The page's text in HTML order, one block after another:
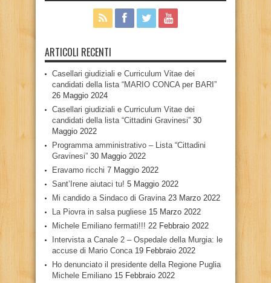
ARTICOLI RECENTI
Casellari giudiziali e Curriculum Vitae dei
candidati della lista “MARIO CONCA per BARI”
26 Maggio 2024
Casellari giudiziali e Curriculum Vitae dei
candidati della lista “Cittadini Gravinesi” 30
Maggio 2022
Programma amministrativo – Lista “Cittadini
Gravinesi” 30 Maggio 2022
Eravamo ricchi 7 Maggio 2022
Sant’Irene aiutaci tu! 5 Maggio 2022
Mi candido a Sindaco di Gravina 23 Marzo 2022
La Piovra in salsa pugliese 15 Marzo 2022
Michele Emiliano fermati!!! 22 Febbraio 2022
Intervista a Canale 2 – Ospedale della Murgia: le
accuse di Mario Conca 19 Febbraio 2022
Ho denunciato il presidente della Regione Puglia
Michele Emiliano 15 Febbraio 2022